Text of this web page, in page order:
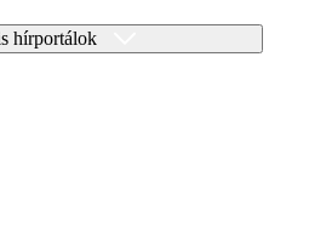
hírportálok